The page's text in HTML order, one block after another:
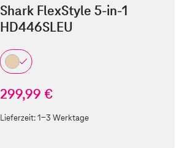
Shark FlexStyle 5-in-1
HD446SLEU
299,99 €
Lieferzeit:1-3 Werktage